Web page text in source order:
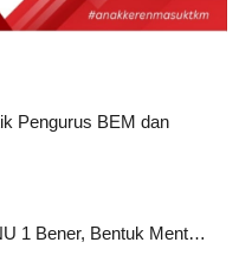
Pengurus BEM dan
1 Bener, Bentuk Ment…